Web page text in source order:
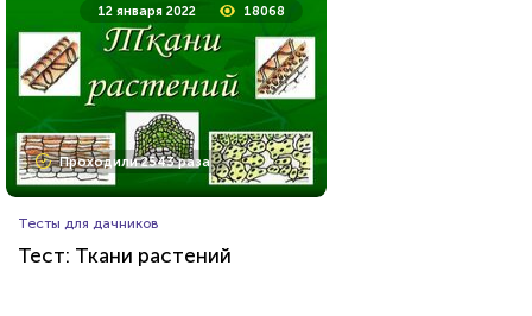
12 января 2022 18068
Проходили 2543 раза
Тесты для дачников
Тест: Ткани растений